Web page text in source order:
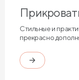
Стильные и
прекрасно